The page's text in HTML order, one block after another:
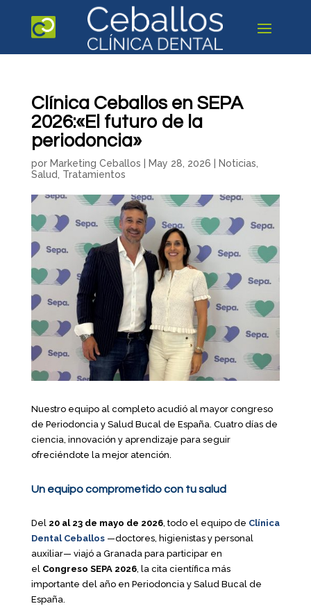
Clínica Ceballos en SEPA
2026:«El futuro de la
periodoncia»
por Marketing Ceballos May 28, 2026 Noticias
Salud
Tratamientos
Nuestro equipo al completo acudió al mayor congreso
de Periodoncia y Salud Bucal de España. Cuatro días de
ciencia, innovación y aprendizaje para seguir
ofreciéndote la mejor atención.
Un equipo comprometido con tu salud
Del 20 al 23 de mayo de 2026, todo el equipo de Clínica
Dental Ceballos —doctores, higienistas y personal
auxiliar— viajó a Granada para participar en
el Congreso SEPA 2026, la cita científica más
importante del año en Periodoncia y Salud Bucal de
España.